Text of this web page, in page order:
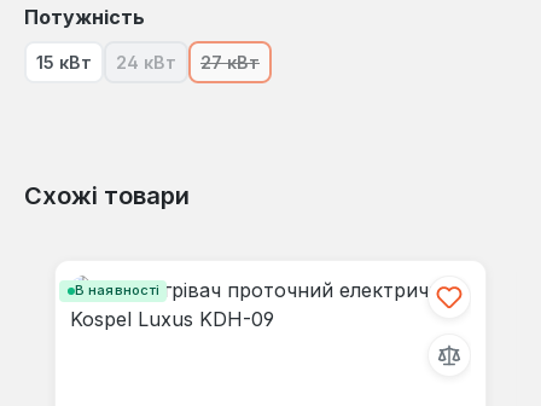
Виберіть
Потужність
15 кВт 24 кВт(Ця опція наразі недоступна.)
27 кВт(Ця опція наразі недоступна.)
Схожі товари
В наявності